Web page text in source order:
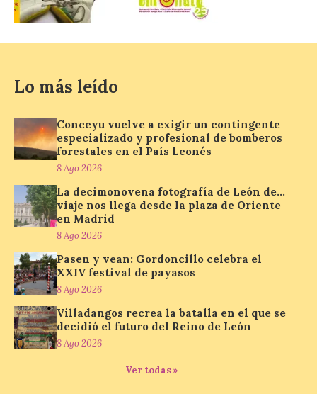
8 Ago 2026
juvenil de la Asociación
Turismo, Ocio e Información para
jóvenes “Enredando.info”. Pilar Aller Aller
nos envía la décimo […]
Los minerales y sus usos
más comunes centran la
nueva exposición del
Museo de la Siderurgia y
la Minería de Sabero
8 Ago 2026
La exposición que se
inaugurará el sábado día 8
durante la ‘Feria de
Lo más leído
Conceyu vuelve a exigir un contingente
especializado y profesional de bomberos
forestales en el País Leonés
8 Ago 2026
La decimonovena fotografía de León de…
viaje nos llega desde la plaza de Oriente
en Madrid
8 Ago 2026
Pasen y vean: Gordoncillo celebra el
XXIV festival de payasos
8 Ago 2026
Villadangos recrea la batalla en el que se
decidió el futuro del Reino de León
8 Ago 2026
Ver todas »